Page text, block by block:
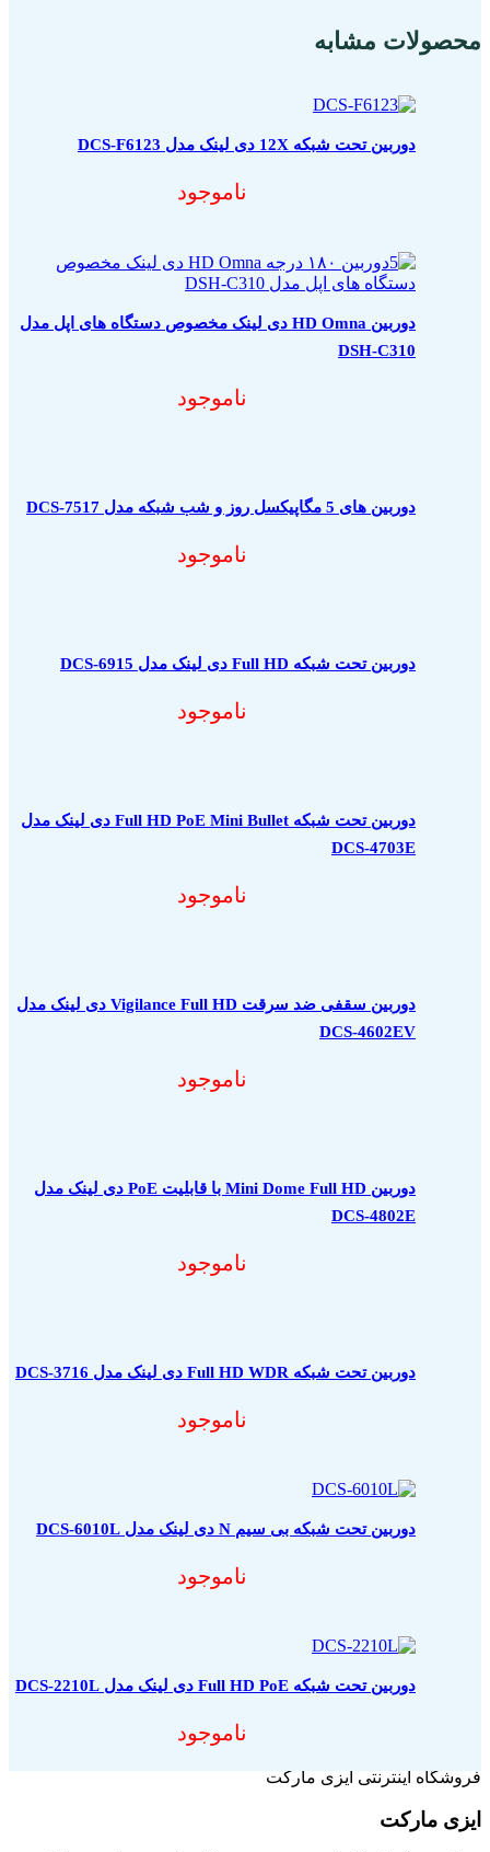
محصولات مشابه
دوربین تحت شبکه 12X دی لینک مدل DCS-F6123
ناموجود
دوربین HD Omna دی لینک مخصوص دستگاه های اپل مدل
DSH-C310
ناموجود
دوربین های 5 مگاپیکسل روز و شب شبکه مدل DCS-7517
ناموجود
دوربین تحت شبکه Full HD دی لینک مدل DCS-6915
ناموجود
دوربین تحت شبکه Full HD PoE Mini Bullet دی لینک مدل
DCS-4703E
ناموجود
دوربین سقفی ضد سرقت Vigilance Full HD دی لینک مدل
DCS-4602EV
ناموجود
دوربین Mini Dome Full HD با قابلیت PoE دی لینک مدل
DCS-4802E
ناموجود
دوربین تحت شبکه Full HD WDR دی لینک مدل DCS-3716
ناموجود
دوربین تحت شبکه بی سیم N دی لینک مدل DCS-6010L
ناموجود
دوربین تحت شبکه Full HD PoE دی لینک مدل DCS-2210L
ناموجود
فروشگاه اینترنتی ایزی مارکت
ایزی مارکت